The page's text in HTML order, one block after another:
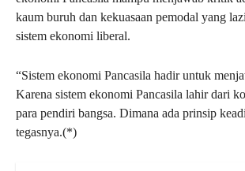
kaum buruh dan kekuasaan pemodal yang
sistem ekonomi liberal.
“Sistem ekonomi Pancasila hadir untuk
Karena sistem ekonomi Pancasila lahir dari
para pendiri bangsa. Dimana ada prinsip
tegasnya.(*)